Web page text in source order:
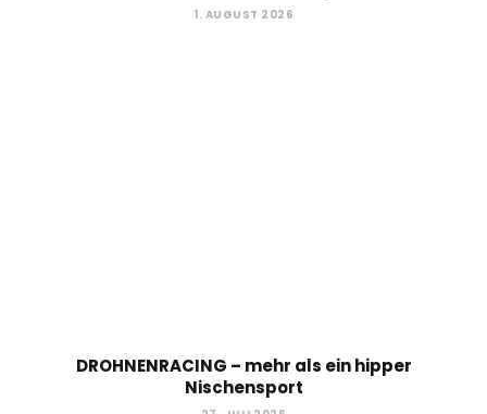
1. AUGUST 2026
DROHNENRACING – mehr als ein hipper
Nischensport